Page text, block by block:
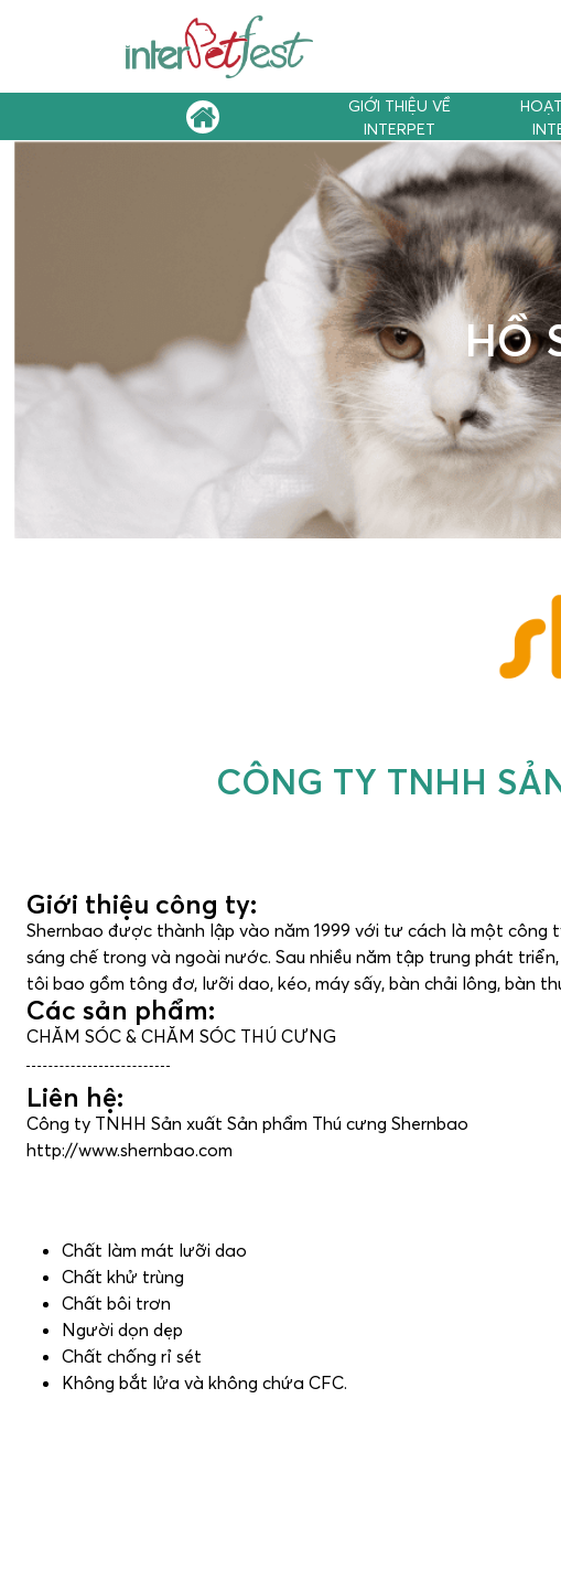
GIỚI THIỆU VỀ
INTERPET
HỒ
CÔNG TY TNHH
Giới thiệu công ty:
Shernbao được thành lập vào năm 1999 với tư cách là một công
sáng chế trong và ngoài nước. Sau nhiều năm tập trung phát
tôi bao gồm tông đơ, lưỡi dao, kéo, máy sấy, bàn chải lông, bàn
Các sản phẩm:
CHĂM SÓC & CHĂM SÓC THÚ CƯNG
Liên hệ:
Công ty TNHH Sản xuất Sản phẩm Thú cưng Shernbao
http://www.shernbao.com
Chất làm mát lưỡi dao
Chất khử trùng
Chất bôi trơn
Người dọn dẹp
Chất chống rỉ sét
Không bắt lửa và không chứa CFC.